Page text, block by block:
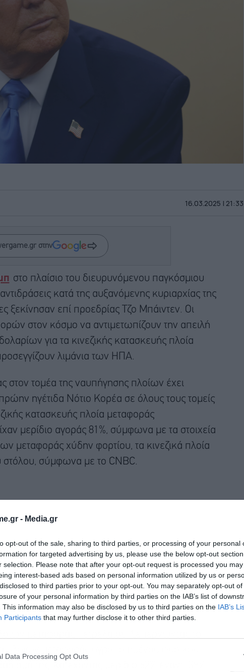
- Media.gr
opt-out of the sale, sharing to third parties, or processing of your personal
for targeted advertising by us, please use the below opt-out
selection. Please note that after your opt-out request is processed you may
interest-based ads based on personal information utilized by us or
to third parties prior to your opt-out. You may separately opt-out of
of your personal information by third parties on the IAB’s list of
This information may also be disclosed by us to third parties on the IAB’s
Participants that may further disclose it to other third parties.
Data Processing Opt Outs
16.03.2025 | 21:33
στην
στο πλαίσιο του διευρυνόμενου παγκόσμιου
κατά της αυξανόμενης κυριαρχίας της
ξεκίνησαν επί προεδρίας Τζο Μπάιντεν. Οι
στον κόσμο να αντιμετωπίζουν την απειλή
για τα κινεζικής κατασκευής πλοία
λιμάνια των ΗΠΑ.
στον τομέα της ναυπήγησης πλοίων έχει
ηγέτιδα Νότιο Κορέα σε όλους τους τομείς
κατασκευής πλοία μεταφοράς
μερίδιο αγοράς 81%, σύμφωνα με τα στοιχεία
μεταφοράς χύδην φορτίου, τα κινεζικά πλοία
στόλου, σύμφωνα με το CNBC.
επίσης την παρουσία της. Η Κίνα κατέχει
μεταφοράς πετρελαίου, ξεπερνώντας το
πλοίων μεταφοράς υγροποιημένου φυσικού
της, κατέχοντας μερίδιο 62% έναντι 38%
Εγγραφή στο